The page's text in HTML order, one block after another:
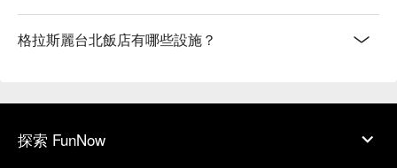
格拉斯麗台北飯店有哪些設施？
探索 FunNow